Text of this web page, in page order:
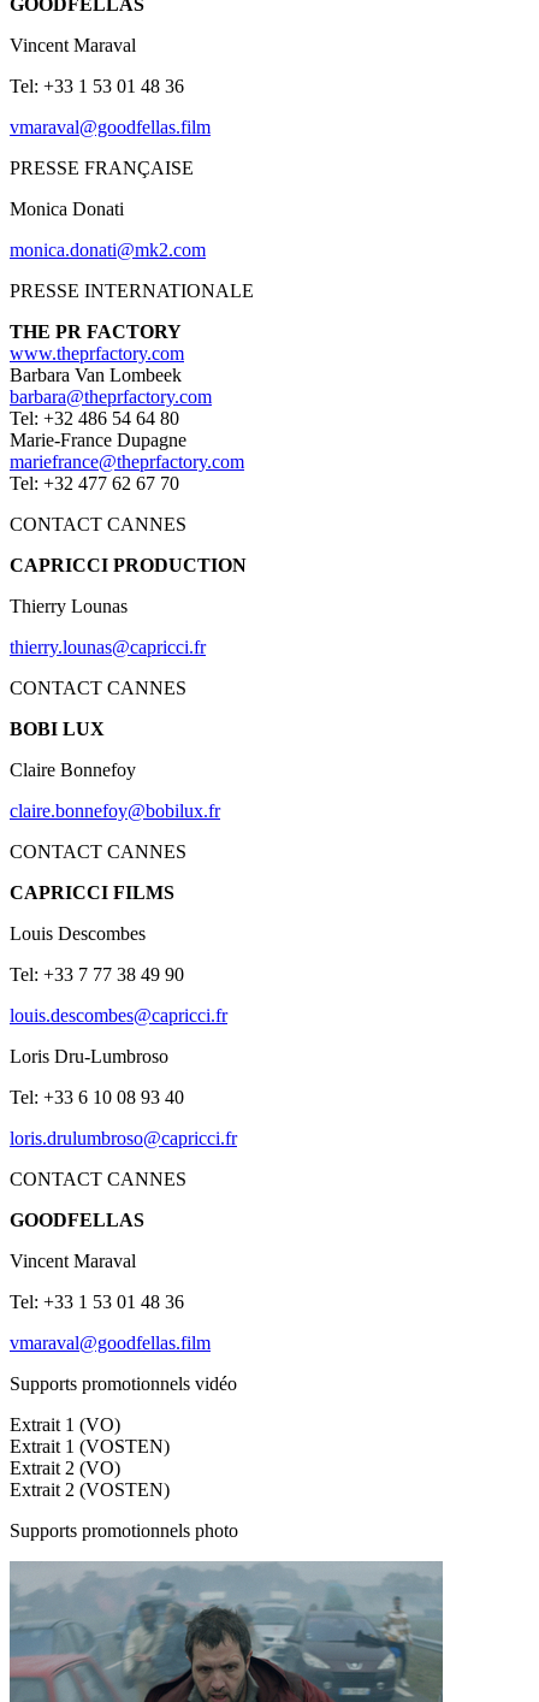
GOODFELLAS
Vincent Maraval
Tel: +33 1 53 01 48 36
vmaraval@goodfellas.film
PRESSE FRANÇAISE
Monica Donati
monica.donati@mk2.com
PRESSE INTERNATIONALE
THE PR FACTORY
www.theprfactory.com
Barbara Van Lombeek
barbara@theprfactory.com
Tel: +32 486 54 64 80
Marie-France Dupagne
mariefrance@theprfactory.com
Tel: +32 477 62 67 70
CONTACT CANNES
CAPRICCI PRODUCTION
Thierry Lounas
thierry.lounas@capricci.fr
CONTACT CANNES
BOBI LUX
Claire Bonnefoy
claire.bonnefoy@bobilux.fr
CONTACT CANNES
CAPRICCI FILMS
Louis Descombes
Tel: +33 7 77 38 49 90
louis.descombes@capricci.fr
Loris Dru-Lumbroso
Tel: +33 6 10 08 93 40
loris.drulumbroso@capricci.fr
CONTACT CANNES
GOODFELLAS
Vincent Maraval
Tel: +33 1 53 01 48 36
vmaraval@goodfellas.film
Supports promotionnels vidéo
Extrait 1 (VO)
Extrait 1 (VOSTEN)
Extrait 2 (VO)
Extrait 2 (VOSTEN)
Supports promotionnels photo